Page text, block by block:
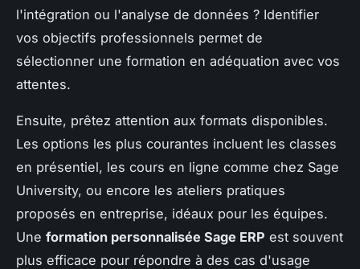
l'intégration ou l'analyse de données ? Identifier
vos objectifs professionnels permet de
sélectionner une formation en adéquation avec vos
attentes.
Ensuite, prêtez attention aux formats disponibles.
Les options les plus courantes incluent les classes
en présentiel, les cours en ligne comme chez Sage
University, ou encore les ateliers pratiques
proposés en entreprise, idéaux pour les équipes.
Une formation personnalisée Sage ERP est souvent
plus efficace pour répondre à des cas d'usage